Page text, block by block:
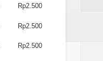
Rp2.500
Rp2.500
Rp2.500